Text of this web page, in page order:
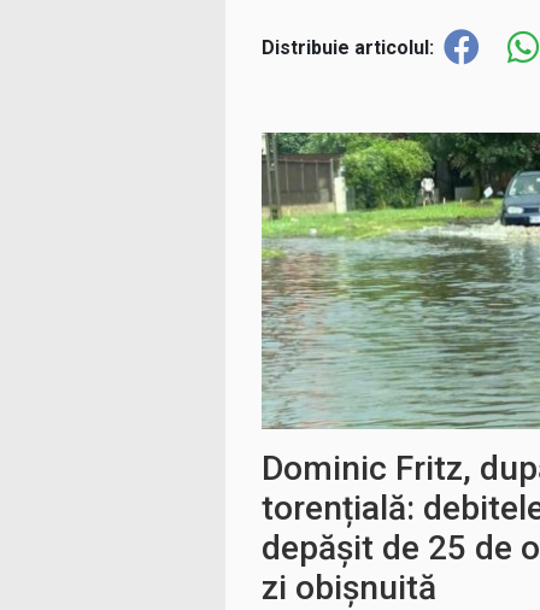
Distribuie articolul:
Dominic Fritz,
torențială:
depășit de 25 de
zi obișnuită